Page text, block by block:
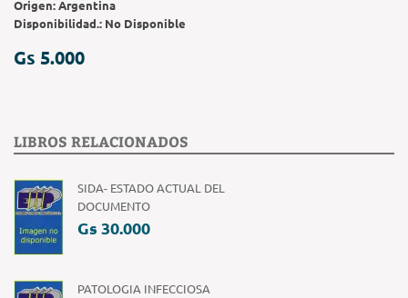
Origen:Argentina
Disponibilidad.: No Disponible
Gs 5.000
LIBROS RELACIONADOS
SIDA- ESTADO ACTUAL DEL
DOCUMENTO
Gs 30.000
PATOLOGIA INFECCIOSA